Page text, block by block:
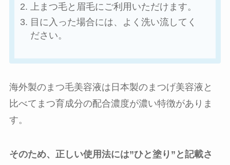
上まつ毛と眉毛にご利用いただけます。
目に入った場合には、よく洗い流してく
ださい。
海外製のまつ毛美容液は日本製のまつげ美容液と
比べてまつ育成分の配合濃度が濃い特徴がありま
す。
そのため、正しい使用法には”ひと塗り”と記載さ